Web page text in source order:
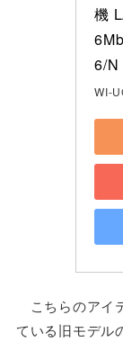
機
6/N
WI-
こちらのアイ
ている旧モデル